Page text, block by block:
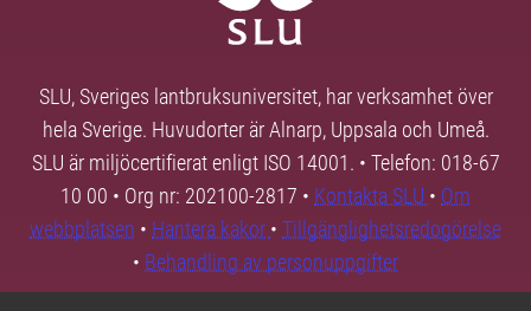
SLU, Sveriges lantbruksuniversitet, har verksamhet över
hela Sverige. Huvudorter är Alnarp, Uppsala och Umeå.
SLU är miljöcertifierat enligt ISO 14001. • Telefon: 018-67
10 00 • Org nr: 202100-2817 • Kontakta SLU • Om
webbplatsen • Hantera kakor • Tillgänglighetsredogörelse
• Behandling av personuppgifter